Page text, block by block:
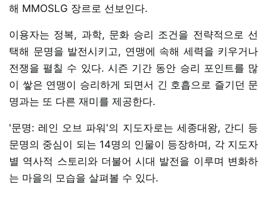
해 MMOSLG 장르로 선보인다.
이용자는 정복, 과학, 문화 승리 조건을 전략적으로 선
택해 문명을 발전시키고, 연맹에 속해 세력을 키우거나
전쟁을 펼칠 수 있다. 시즌 기간 동안 승리 포인트를 많
이 쌓은 연맹이 승리하게 되면서 긴 호흡으로 즐기던 문
명과는 또 다른 재미를 제공한다.
'문명: 레인 오브 파워'의 지도자로는 세종대왕, 간디 등
문명의 중심이 되는 14명의 인물이 등장하며, 각 지도자
별 역사적 스토리와 더불어 시대 발전을 이루며 변화하
는 마을의 모습을 살펴볼 수 있다.